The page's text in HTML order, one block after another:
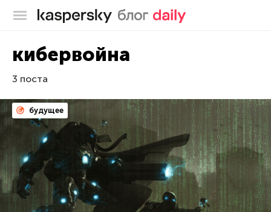
Блог Касперского
кибервойна
3 поста
будущее